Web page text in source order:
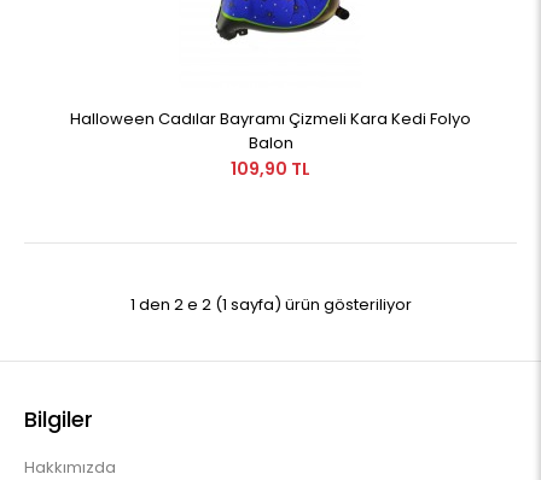
Halloween Cadılar Bayramı Çizmeli Kara Kedi Folyo
Balon
109,90 TL
1 den 2 e 2 (1 sayfa) ürün gösteriliyor
Bilgiler
Hakkımızda